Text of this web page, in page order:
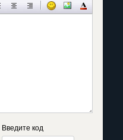
Введите код